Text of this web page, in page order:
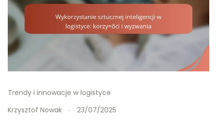
Trendy i innowacje w logistyce
Krzysztof Nowak
23/07/2025